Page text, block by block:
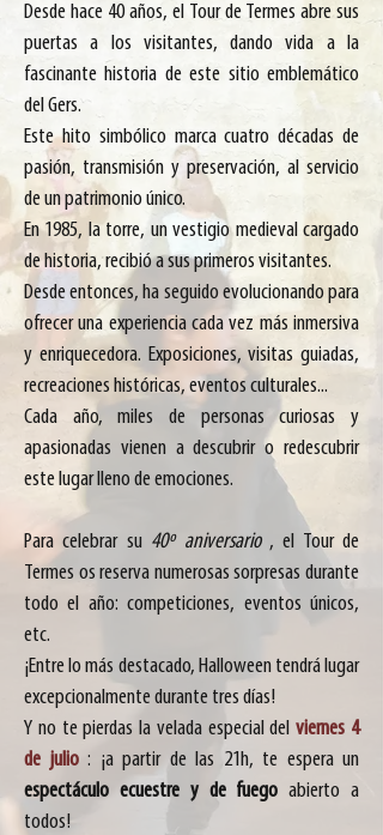
Desde hace 40 años, el Tour de Termes abre sus
puertas a los visitantes, dando vida a la
fascinante historia de este sitio emblemático
del Gers.
Este hito simbólico marca cuatro décadas de
pasión, transmisión y preservación, al servicio
de un patrimonio único.
En 1985, la torre, un vestigio medieval cargado
de historia, recibió a sus primeros visitantes.
Desde entonces, ha seguido evolucionando para
ofrecer una experiencia cada vez más inmersiva
y enriquecedora. Exposiciones, visitas guiadas,
recreaciones históricas, eventos culturales...
Cada año, miles de personas curiosas y
apasionadas vienen a descubrir o redescubrir
este lugar lleno de emociones.
Para celebrar su 40º aniversario, el Tour de
Termes os reserva numerosas sorpresas durante
todo el año: competiciones, eventos únicos,
etc.
¡Entre lo más destacado, Halloween tendrá lugar
excepcionalmente durante tres días!
Y no te pierdas la velada especial delviernes 4
de julio: ¡a partir de las 21h, te espera un
espectáculo ecuestre y de fuego abierto a
todos!